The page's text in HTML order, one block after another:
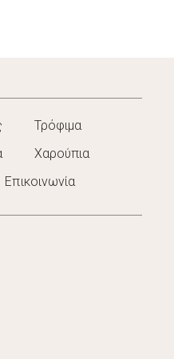
Τρόφιμα
Χαρούπια
Επικοινωνία